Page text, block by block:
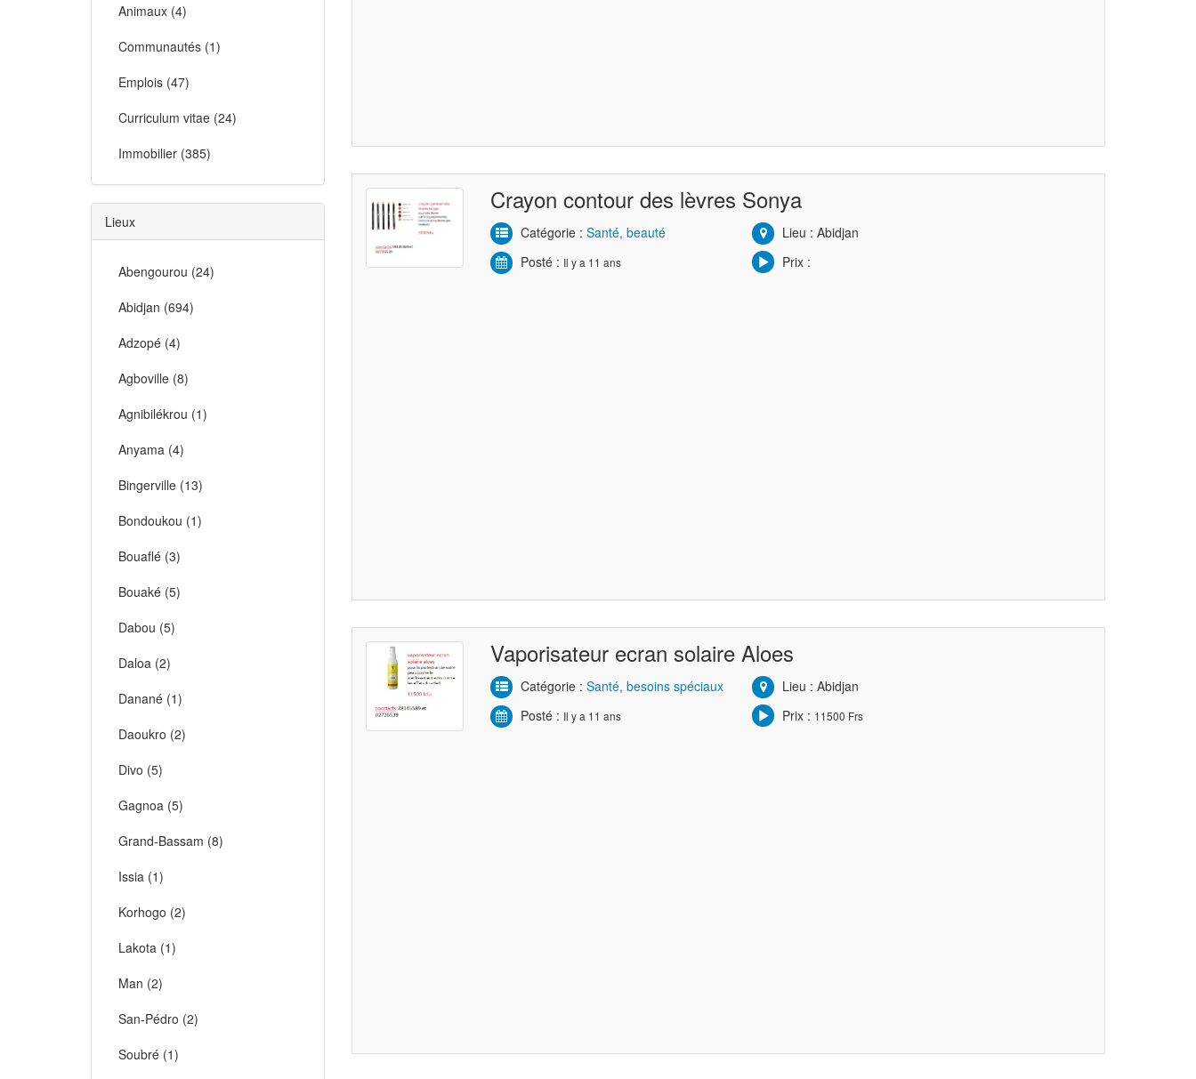
Animaux (4)
Communautés (1)
Emplois (47)
Curriculum vitae (24)
Immobilier (385)
Lieux
Abengourou (24)
Abidjan (694)
Adzopé (4)
Agboville (8)
Agnibilékrou (1)
Anyama (4)
Bingerville (13)
Bondoukou (1)
Bouaflé (3)
Bouaké (5)
Dabou (5)
Daloa (2)
Danané (1)
Daoukro (2)
Divo (5)
Gagnoa (5)
Grand-Bassam (8)
Issia (1)
Korhogo (2)
Lakota (1)
Man (2)
San-Pédro (2)
Soubré (1)
Crayon contour des lèvres Sonya
Catégorie :Santé, beauté
Lieu : Abidjan
Posté : Il y a 11 ans Prix :
Vaporisateur ecran solaire Aloes
Catégorie :Santé, besoins spéciaux
Lieu : Abidjan
Posté : Il y a 11 ans Prix : 11500 Frs